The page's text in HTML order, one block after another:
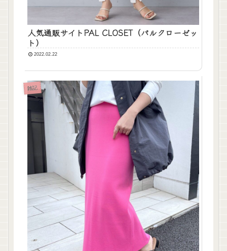
人気通販サイトPAL CLOSET（パルクローゼッ
ト）
2022.02.22
雑記